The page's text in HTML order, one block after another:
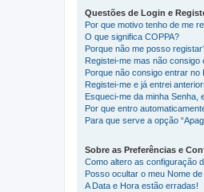
Questões de Login e
Por que motivo tenho de me
O que significa COPPA?
Porque não me posso
Registei-me mas não consigo
Porque não consigo entrar no
Registei-me e já entrei
Esqueci-me da minha Senha,
Por que entro
Para que serve a opção
Sobre as Preferências e
Como altero as configuração
Posso ocultar o meu Nome
A Data e Hora estão erradas!